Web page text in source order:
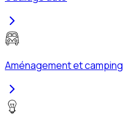
Aménagement et camping